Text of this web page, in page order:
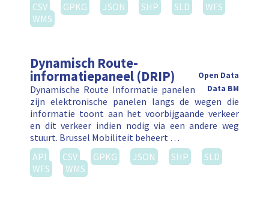
CSV
GPKG JSON SHP SLD
WFS
WMS
Dynamisch Route-
informatiepaneel (DRIP)
Open Data
Data BM
Dynamische Route Informatie panelen
zijn elektronische panelen langs de wegen die
informatie toont aan het voorbijgaande verkeer
en dit verkeer indien nodig via een andere weg
stuurt. Brussel Mobiliteit beheert …
API
CSV GPKG JSON SHP
SLD
WFS
WMS